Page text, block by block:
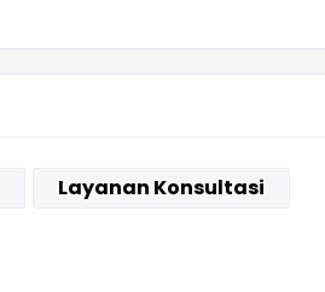
Layanan Konsultasi